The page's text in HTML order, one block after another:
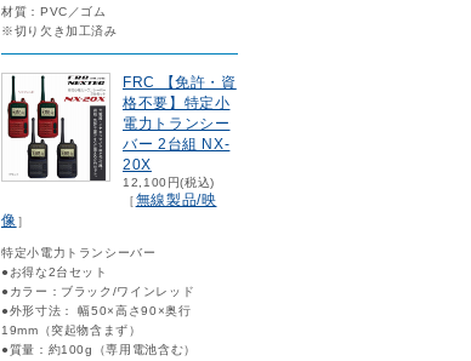
材質：PVC／ゴム
※切り欠き加工済み
FRC 【免許・資
格不要】特定小
電力トランシー
バー 2台組 NX-
20X
12,100円(税込)
［無線製品/映
像］
特定小電力トランシーバー
●お得な2台セット
●カラー：ブラック/ワインレッド
●外形寸法： 幅50×高さ90×奥行
19mm（突起物含まず）
●質量：約100g（専用電池含む）